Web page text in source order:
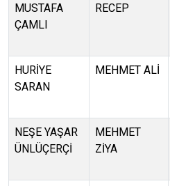
MUSTAFA
ÇAMLI
RECEP
HURİYE
SARAN
MEHMET ALİ
NEŞE YAŞAR
ÜNLÜÇERÇİ
MEHMET
ZİYA